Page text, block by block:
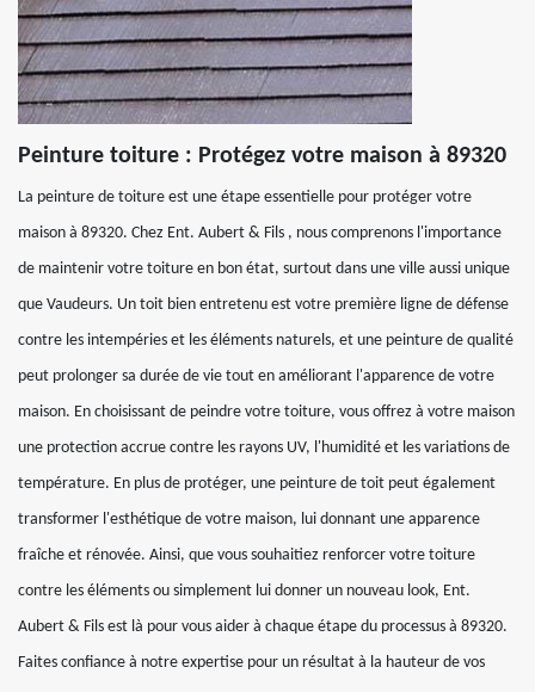
Peinture toiture : Protégez votre maison à 89320
La peinture de toiture est une étape essentielle pour protéger votre
maison à 89320. Chez Ent. Aubert & Fils , nous comprenons l'importance
de maintenir votre toiture en bon état, surtout dans une ville aussi unique
que Vaudeurs. Un toit bien entretenu est votre première ligne de défense
contre les intempéries et les éléments naturels, et une peinture de qualité
peut prolonger sa durée de vie tout en améliorant l'apparence de votre
maison. En choisissant de peindre votre toiture, vous offrez à votre maison
une protection accrue contre les rayons UV, l'humidité et les variations de
température. En plus de protéger, une peinture de toit peut également
transformer l'esthétique de votre maison, lui donnant une apparence
fraîche et rénovée. Ainsi, que vous souhaitiez renforcer votre toiture
contre les éléments ou simplement lui donner un nouveau look, Ent.
Aubert & Fils est là pour vous aider à chaque étape du processus à 89320.
Faites confiance à notre expertise pour un résultat à la hauteur de vos